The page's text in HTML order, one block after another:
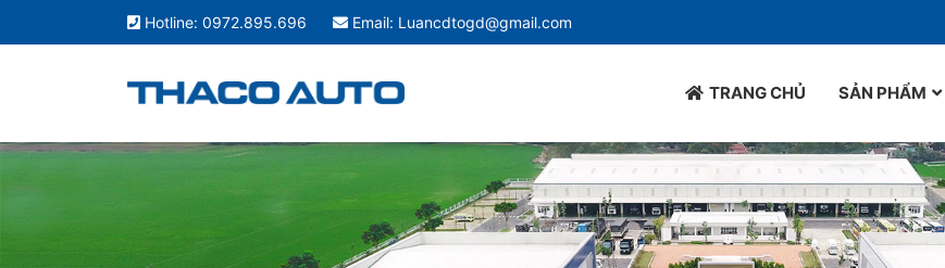
Hotline: 0972.895.696 Email: Luancdtogd@gmail.com
TRANG CHỦ SẢN PHẨM